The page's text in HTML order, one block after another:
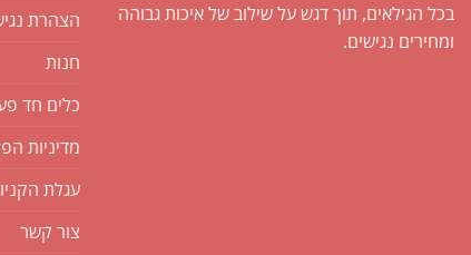
בכל הגילאים, תוך דגש על שילוב של איכות גבוהה
ומחירים נגישים.
הצהרת
חנות
כלים חד
מדיניות
עגלת
צור קשר